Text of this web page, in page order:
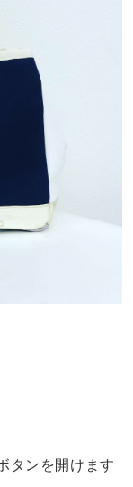
タンを開けます